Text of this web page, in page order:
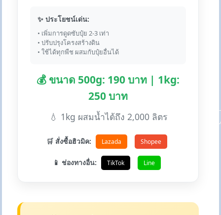
✨ ประโยชน์เด่น:
• เพิ่มการดูดซับปุ๋ย 2-3 เท่า
• ปรับปรุงโครงสร้างดิน
• ใช้ได้ทุกพืช ผสมกับปุ๋ยอื่นได้
💰 ขนาด 500g: 190 บาท | 1kg:
250 บาท
💧 1kg ผสมน้ำได้ถึง 2,000 ลิตร
🛒 สั่งซื้อฮิวมิค: Lazada Shopee
📱 ช่องทางอื่น: TikTok Line